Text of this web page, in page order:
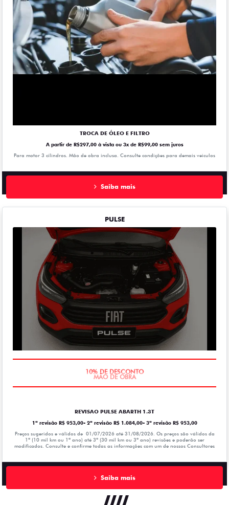
TROCA DE ÓLEO E FILTRO
A partir de R$297,00 à vista ou 3x de R$99,00 sem juros
Para motor 3 cilindros. Mão de obra inclusa. Consulte condições para demais veiculos
Saiba mais
PULSE
REVISAO PULSE ABARTH 1.3T
1ª revisão R$ 953,00- 2ª revisão R$ 1.084,00- 3ª revisão R$ 953,00
Preços sugeridos e válidos de 01/07/2026 até 31/08/2026. Os preços são válidos da
1º (10 mil km ou 1ª ano) até 3º (30 mil km ou 3º ano) revisões e poderão ser
modificados. Consulte e confirme todas as informações com um de nossos Consultores
Saiba mais